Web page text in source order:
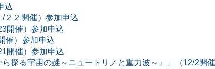
込
/２２開催）参加申込
開催）参加申込
催）参加申込
開催）参加申込
探る宇宙の謎～ニュートリノと重力波～』」（12/2開